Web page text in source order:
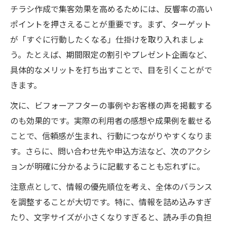
チラシ作成で集客効果を高めるためには、反響率の高い
ポイントを押さえることが重要です。まず、ターゲット
が「すぐに行動したくなる」仕掛けを取り入れましょ
う。たとえば、期間限定の割引やプレゼント企画など、
具体的なメリットを打ち出すことで、目を引くことがで
きます。
次に、ビフォーアフターの事例やお客様の声を掲載する
のも効果的です。実際の利用者の感想や成果例を載せる
ことで、信頼感が生まれ、行動につながりやすくなりま
す。さらに、問い合わせ先や申込方法など、次のアクシ
ョンが明確に分かるように記載することも忘れずに。
注意点として、情報の優先順位を考え、全体のバランス
を調整することが大切です。特に、情報を詰め込みすぎ
たり、文字サイズが小さくなりすぎると、読み手の負担